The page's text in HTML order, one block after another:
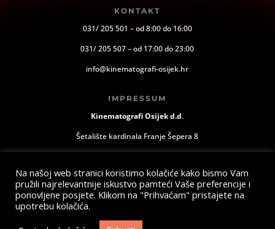
KONTAKT
031/ 205 501 – od 8:00 do 16:00
031/ 205 507 – od 17:00 do 23:00
info@kinematografi-osijek.hr
IMPRESSUM
Kinematografi Osijek d.d.
Šetalište kardinala Franje Šepera 8
Na našoj web stranici koristimo kolačiće kako bismo Vam
pružili najrelevantnije iskustvo pamteći Vaše preferencije i
ponovljene posjete. Klikom na "Prihvaćam" pristajete na
upotrebu kolačića.